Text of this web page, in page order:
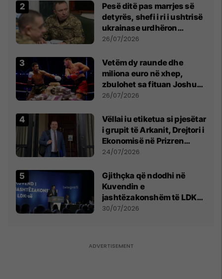
Pesë ditë pas marrjes së
detyrës, shefi i ri i ushtrisë
ukrainase urdhëron
kontroll të madh
26/07/2026
Vetëm dy raunde dhe
miliona euro në xhep,
zbulohet sa fituan Joshua
e Prenga
26/07/2026
Vëllai iu etiketua si pjesëtar
i grupit të Arkanit, Drejtori i
Ekonomisë në Prizren
mohon pretendimet
24/07/2026
Gjithçka që ndodhi në
Kuvendin e
jashtëzakonshëm të LDK-
së
30/07/2026